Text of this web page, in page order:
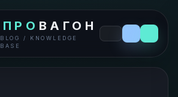
ПРО ВАГОН
BLOG / KNOWLEDGE
BASE